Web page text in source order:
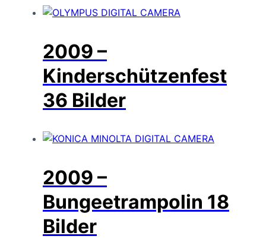
2009 –
Kinderschützenfest
36 Bilder
2009 –
Bungeetrampolin 18
Bilder